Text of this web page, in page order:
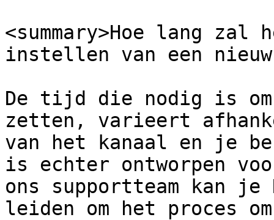
<summary>Hoe lang zal
instellen van een nieuw
De tijd die nodig is om
zetten, varieert
van het kanaal en je
is echter ontworpen
ons supportteam kan
leiden om het proces